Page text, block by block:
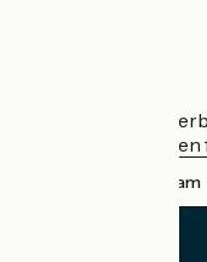
Der nationale
offizielle
Instagram